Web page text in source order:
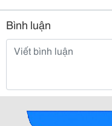
Bình luận